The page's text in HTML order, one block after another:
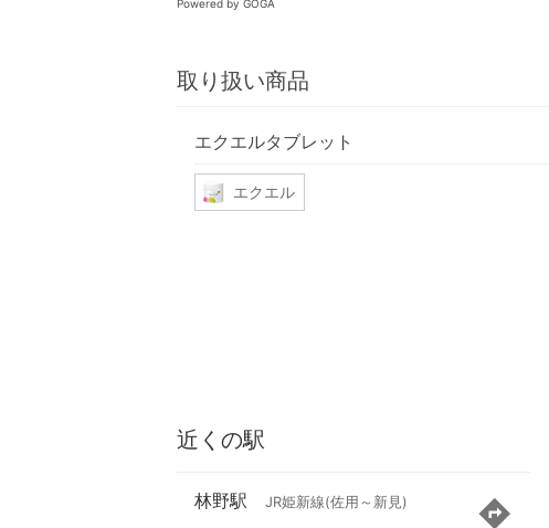
Powered by GOGA
取り扱い商品
エクエルタブレット
エクエル
近くの駅
林野駅 JR姫新線(佐用～新見)